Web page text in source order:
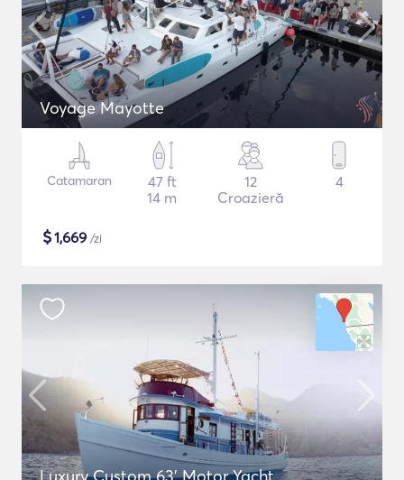
Voyage Mayotte
Catamaran
47 ft
14 m
12
Croazieră
4
$1,669 /zi